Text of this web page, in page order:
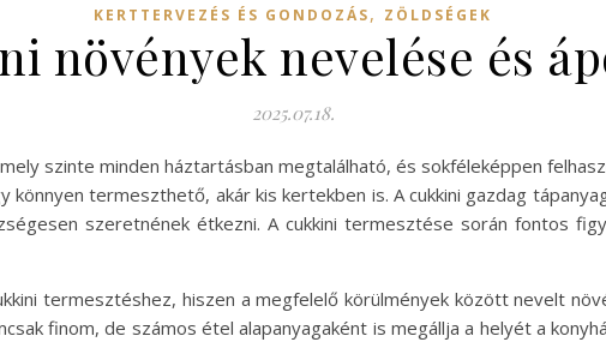
KERTTERVEZÉS ÉS GONDOZÁS, ZÖLDSÉGEK
növények nevelése és
2025.07.18.
szinte minden háztartásban megtalálható, és sokféleképpen
könnyen termeszthető, akár kis kertekben is. A cukkini gazdag
szeretnének étkezni. A cukkini termesztése során fontos
termesztéshez, hiszen a megfelelő körülmények között nevelt
finom, de számos étel alapanyagaként is megállja a helyét a